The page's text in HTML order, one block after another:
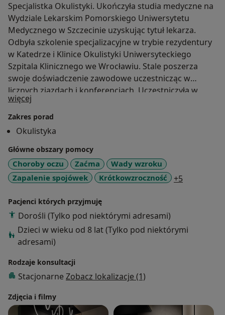
Specjalistka Okulistyki. Ukończyła studia medyczne na
Wydziale Lekarskim Pomorskiego Uniwersytetu
Medycznego w Szczecinie uzyskując tytuł lekarza.
Odbyła szkolenie specjalizacyjne w trybie rezydentury
w Katedrze i Klinice Okulistyki Uniwersyteckiego
Szpitala Klinicznego we Wrocławiu. Stale poszerza
swoje doświadczenie zawodowe uczestnicząc w
licznych zjazdach i konferencjach. Uczestniczyła w
badaniach klinicznych dotyczących innowacyjnych
metod leczenia w okulistyce. Jest członkiem Polskiego
Towarzystwa Okulistycznego. Przyjmuje dorosłych i
dzieci powyżej 8 roku życia.
więcej
Zakres porad
Okulistyka
Główne obszary pomocy
Choroby oczu Zaćma
Wady wzroku
Zapalenie spojówek
Krótkowzroczność +5
Pacjenci których przyjmuję
Dorośli (Tylko pod niektórymi adresami)
Dzieci w wieku od 8 lat (Tylko pod niektórymi
adresami)
Rodzaje konsultacji
Stacjonarne Zobacz lokalizacje (1)
Zdjęcia i filmy